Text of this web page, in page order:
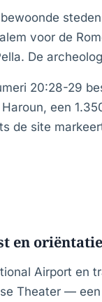
voor de
De
20:28-29
een
de site
en oriëntatie
Airport en
Theater —